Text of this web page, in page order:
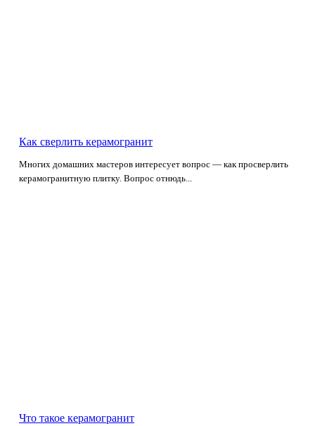
Как сверлить керамогранит
Многих домашних мастеров интересует вопрос — как просверлить
керамогранитную плитку. Вопрос отнюдь...
Что такое керамогранит